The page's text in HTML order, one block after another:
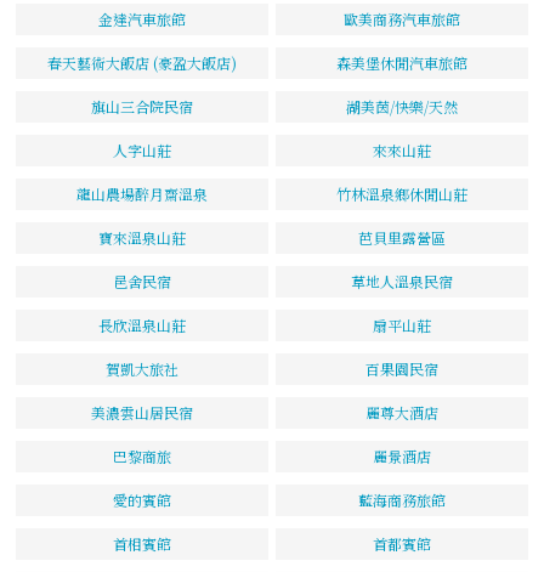
金達汽車旅館 歐美商務汽車旅館
春天藝術大飯店 (豪盈大飯店) 森美堡休閒汽車旅館
旗山三合院民宿 湖美茵/快樂/天然
人字山莊 來來山莊
龍山農場醉月齋溫泉 竹林溫泉鄉休閒山莊
寶來溫泉山莊 芭貝里露營區
邑舍民宿 草地人溫泉民宿
長欣溫泉山莊 扇平山莊
賀凱大旅社 百果園民宿
美濃雲山居民宿 麗尊大酒店
巴黎商旅 麗景酒店
愛的賓館 藍海商務旅館
首相賓館 首都賓館